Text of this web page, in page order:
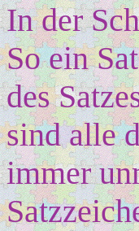
In der
So ein
des
sind alle
immer